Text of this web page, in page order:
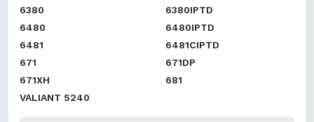
6380
6380IPTD
6480
6480IPTD
6481
6481CIPTD
671
671DP
671XH
681
VALIANT 5240